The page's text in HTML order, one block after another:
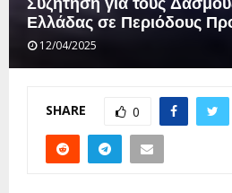
Ελλάδας σε Περιόδους
12/04/2025
SHARE 0